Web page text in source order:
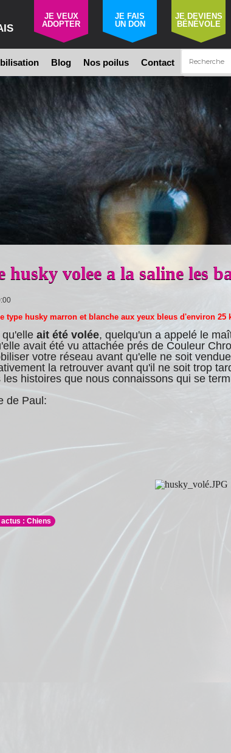
JE VEUX
ADOPTER
JE FAIS
UN DON
JE DEVIENS
BÉNÉVOLE
Blog Nos poilus Contact
husky volee a la saline les
type husky marron et blanche aux yeux bleus d'environ 25
ait été volée, quelqu'un a appelé le
avait été vu attachée prés de Couleur
votre réseau avant qu'elle ne soit
la retrouver avant qu'il ne soit trop
les histoires que nous connaissons qui se
de Paul:
: Chiens